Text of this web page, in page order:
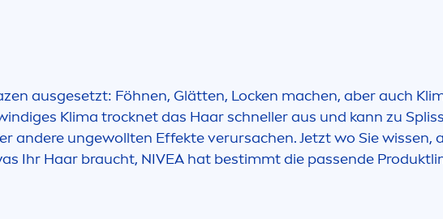
ausgesetzt: Föhnen, Glätten, Locken machen, aber auch
Klima trocknet das Haar schneller aus und kann zu
andere ungewollten Effekte verursachen. Jetzt wo Sie wissen,
Ihr Haar braucht, NIVEA hat bestimmt die passende